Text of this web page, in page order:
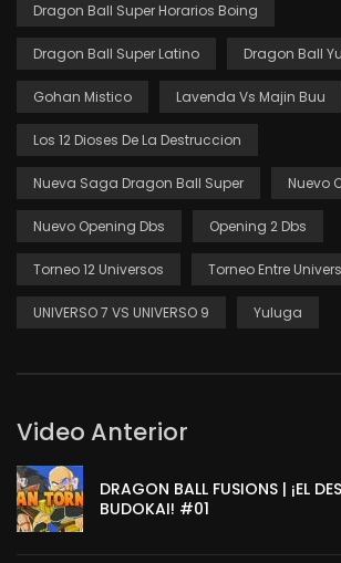
Dragon Ball Super Horarios Boing
Dragon Ball Super Latino Dragon Ball
Gohan Mistico Lavenda Vs Majin Buu
Los 12 Dioses De La Destruccion
Nueva Saga Dragon Ball Super Nuevo
Nuevo Opening Dbs Opening 2 Dbs
Torneo 12 Universos Torneo Entre
UNIVERSO 7 VS UNIVERSO 9 Yuluga
Video Anterior
DRAGON BALL FUSIONS | ¡EL
BUDOKAI! #01